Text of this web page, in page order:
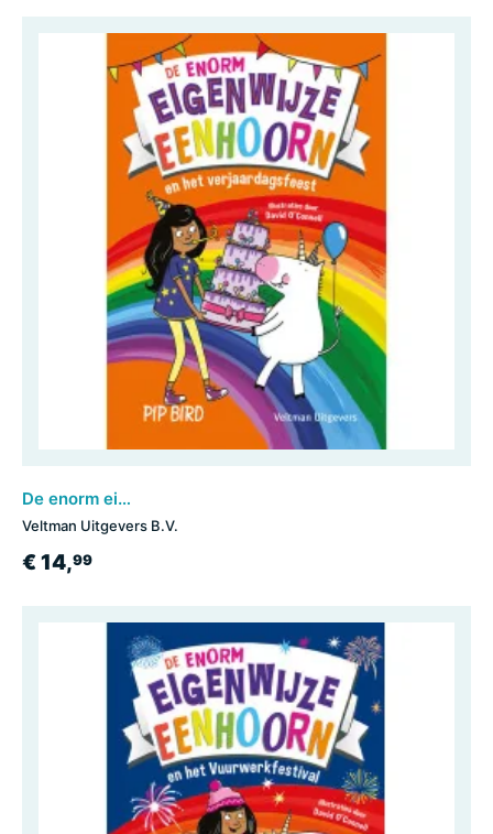
De enorm eigenwijze eenhoorn en het verjaardagsfeest
Veltman Uitgevers B.V.
€ 14,99